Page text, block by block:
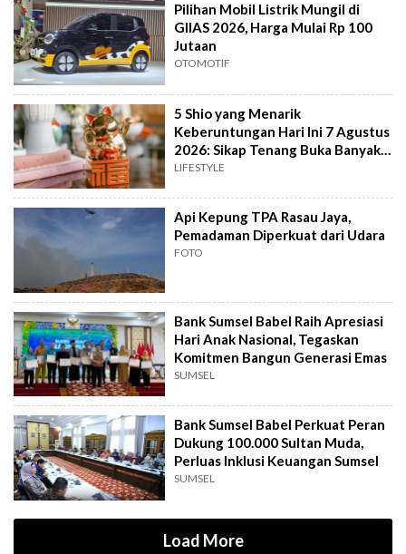
Pilihan Mobil Listrik Mungil di
GIIAS 2026, Harga Mulai Rp 100
Jutaan
OTOMOTIF
5 Shio yang Menarik
Keberuntungan Hari Ini 7 Agustus
2026: Sikap Tenang Buka Banyak
Peluang
LIFESTYLE
Api Kepung TPA Rasau Jaya,
Pemadaman Diperkuat dari Udara
FOTO
Bank Sumsel Babel Raih Apresiasi
Hari Anak Nasional, Tegaskan
Komitmen Bangun Generasi Emas
SUMSEL
Bank Sumsel Babel Perkuat Peran
Dukung 100.000 Sultan Muda,
Perluas Inklusi Keuangan Sumsel
SUMSEL
Load More